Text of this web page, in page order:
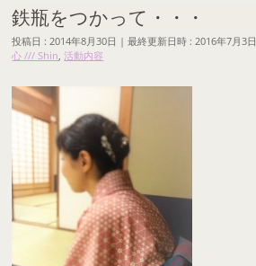
鉄瓶をつかって・・・
投稿日 : 2014年8月30日 最終更新日時 : 2016年7月3日
心 /// Shin,活動内容